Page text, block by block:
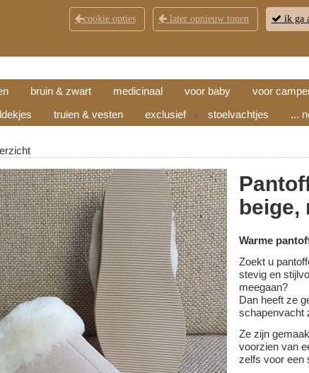
KLANTENSERVICE CONTACT
bruin & zwart medicinaal voor baby voor
truien & vesten exclusief ▼ stoelvachtjes ...
beige,
Warme
Zoekt u
stevig en
meegaan?
Dan heeft ze
schapenvacht
Ze zijn
voorzien van
zelfs voor een
cookie opties later opnieuw tonen ik ga